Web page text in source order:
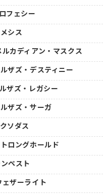
フェシー
シス
ルカディアン・マスクス
ルザズ・デスティニー
ザズ・レガシー
ルザズ・サーガ
ソダス
ロングホールド
ペスト
ェザーライト